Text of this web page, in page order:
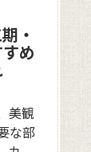
・
め
美観
な部